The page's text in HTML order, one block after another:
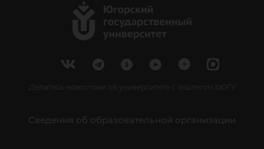
Делитесь новостями об университете с хештегом #ЮГУ
Сведения об образовательной организации